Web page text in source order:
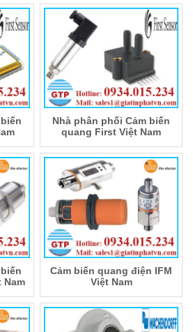
Nhà phân phối Cảm biến
quang First Việt Nam
Nam
Cảm biến quang điện IFM
Việt Nam